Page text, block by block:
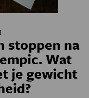
stoppen na
Wat
je gewicht